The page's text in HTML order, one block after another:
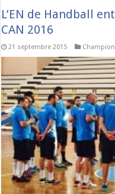
L’EN de Handball
CAN 2016
21 septembre 2015